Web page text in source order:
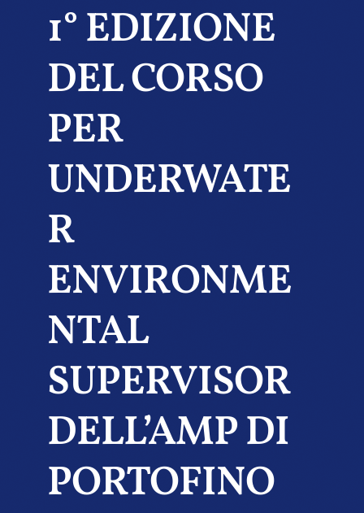
1° EDIZIONE
DEL CORSO
PER
UNDERWATE
R
ENVIRONME
NTAL
SUPERVISOR
DELL’AMP DI
PORTOFINO